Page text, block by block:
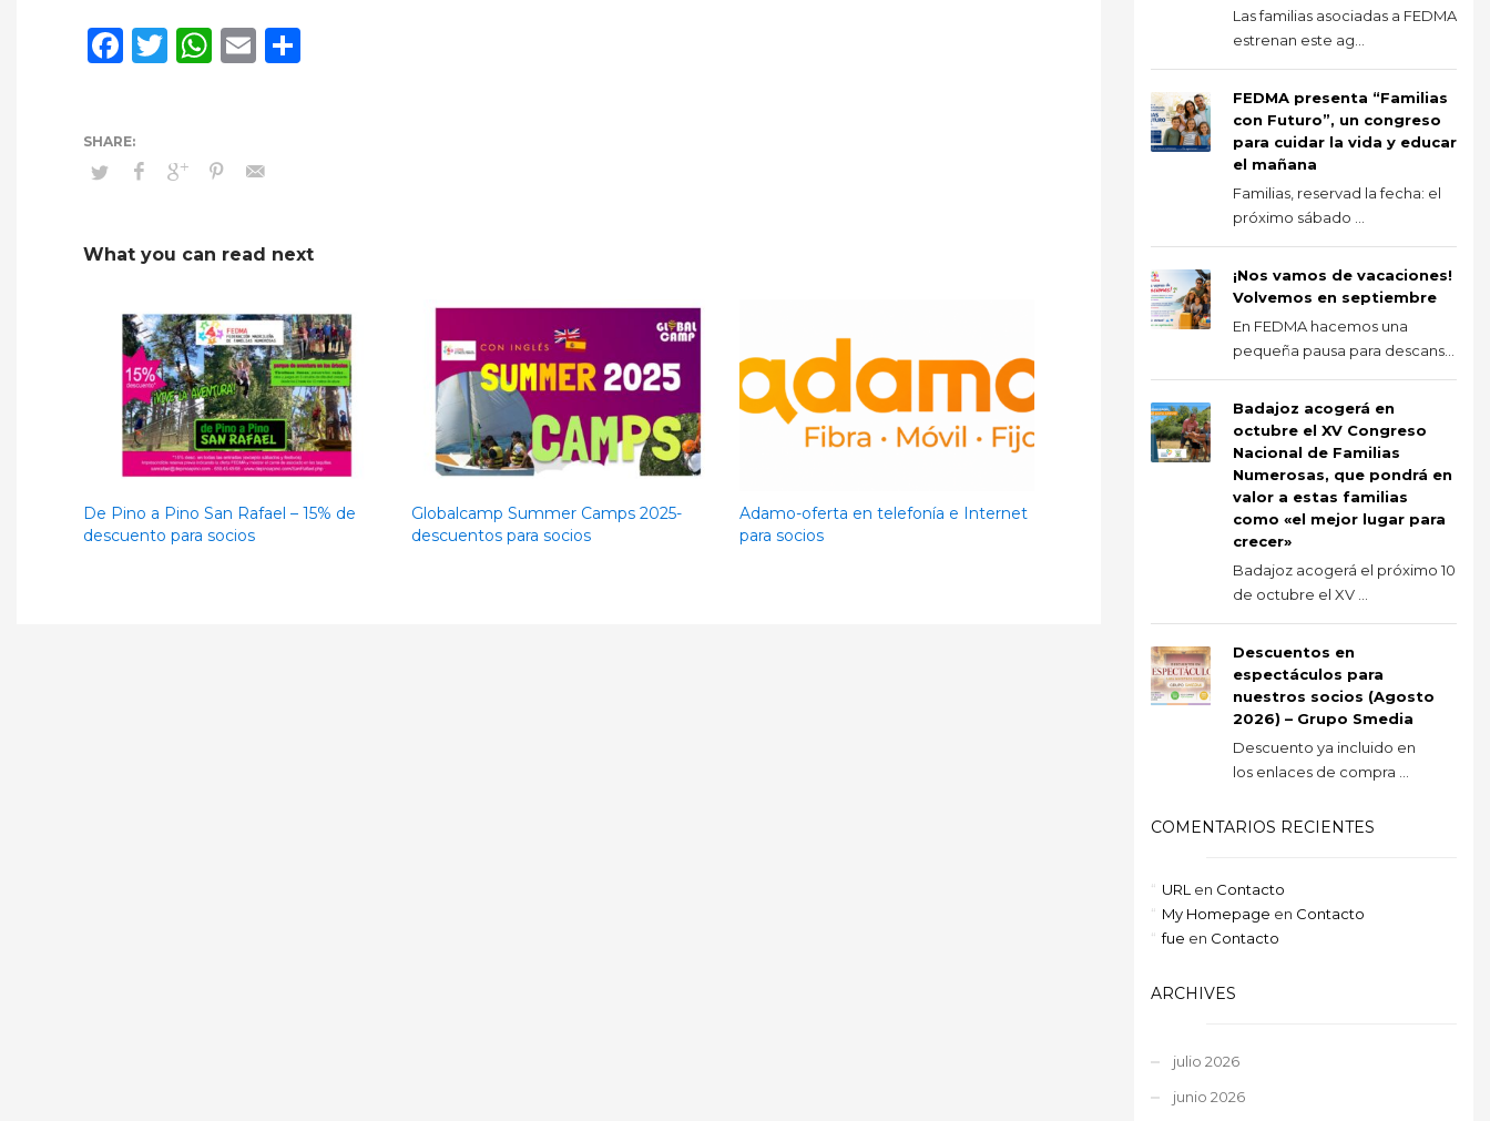
Facebook
Twitter
WhatsApp
Email
What you can read next
De Pino a Pino San Rafael – 15% de
descuento para socios
Globalcamp Summer Camps 2025-
descuentos para socios
Adamo-oferta en telefonía e Internet
para socios
Las familias asociadas a FEDMA
estrenan este ag...
FEDMA presenta “Familias
con Futuro”, un congreso
para cuidar la vida y educar
el mañana
Familias, reservad la fecha: el
próximo sábado ...
¡Nos vamos de vacaciones!
Volvemos en septiembre
En FEDMA hacemos una
pequeña pausa para descans...
Badajoz acogerá en
octubre el XV Congreso
Nacional de Familias
Numerosas, que pondrá en
valor a estas familias
como «el mejor lugar para
crecer»
Badajoz acogerá el próximo 10
de octubre el XV ...
Descuentos en
espectáculos para
nuestros socios (Agosto
2026) – Grupo Smedia
Descuento ya incluido en
los enlaces de compra ...
COMENTARIOS RECIENTES
URL en Contacto
My Homepage en Contacto
fue en Contacto
ARCHIVES
julio 2026
junio 2026